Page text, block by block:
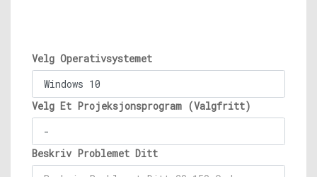
Velg Operativsystemet
Velg Et Projeksjonsprogram (Valgfritt)
Beskriv Problemet Ditt